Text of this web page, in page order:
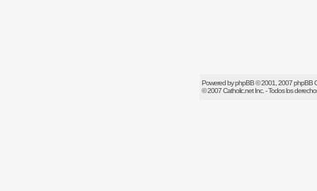
Powered byphpBB© 2001, 2007 phpBB
© 2007Catholic.netInc. - Todos los